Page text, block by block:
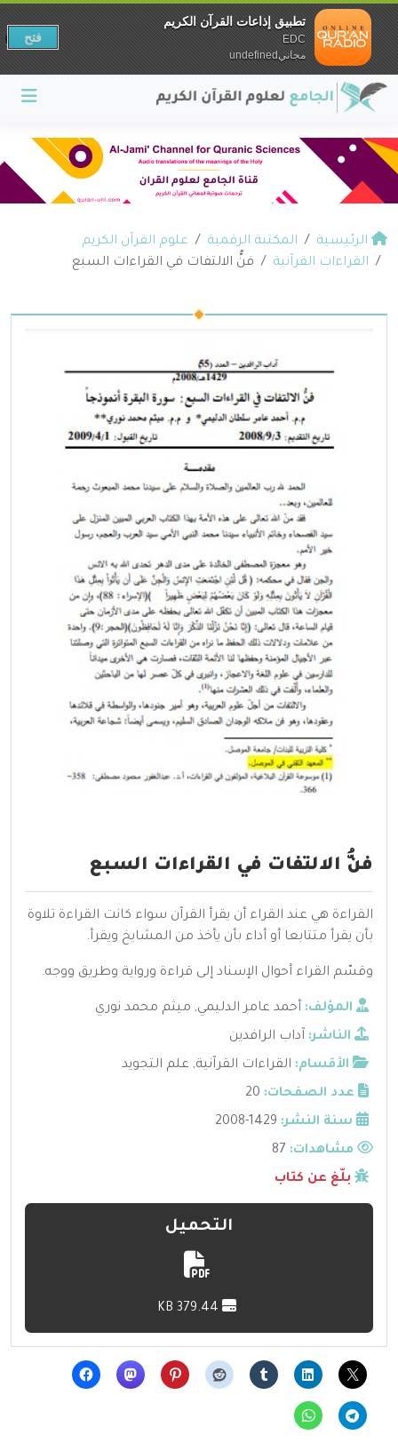
الرئيسية المكتبة الرقمية
علوم القرآن الكريم
القراءات القرآنية
فنُّ الالتفات في القراءات السبع
فنُّ الالتفات في القراءات السبع
القراءة هي عند القراء أن يقرأ القرآن سواء كانت القراءة تلاوة
بأن يقرأ متتابعا أو أداء بأن يأخذ من المشايخ ويقرأ.
وقسّم القراء أحوال الإسناد إلى قراءة ورواية وطريق ووجه.
المؤلف: أحمد عامر الدليمي, ميثم محمد نوري
الناشر: آداب الرافدين
الأقسام: القراءات القرآنية, علم التجويد
عدد الصفحات: 20
سنة النشر: 1429-2008
مشاهدات:
بلّغ عن كتاب
التحميل
تطبيق إذاعات القرآن الكريم
EDC
مجانيundefined
فتح